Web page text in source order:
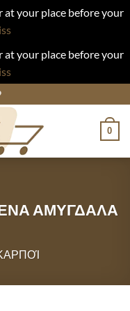
your place before your
your place before your
0
ΑΜΥΓΔΑΛΑ